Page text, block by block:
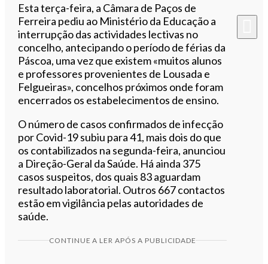
Esta terça-feira, a Câmara de Paços de
Ferreira pediu ao Ministério da Educação a
interrupção das actividades lectivas no
concelho, antecipando o período de férias da
Páscoa, uma vez que existem «muitos alunos
e professores provenientes de Lousada e
Felgueiras», concelhos próximos onde foram
encerrados os estabelecimentos de ensino.
O número de casos confirmados de infecção
por Covid-19 subiu para 41, mais dois do que
os contabilizados na segunda-feira, anunciou
a Direção-Geral da Saúde. Há ainda 375
casos suspeitos, dos quais 83 aguardam
resultado laboratorial. Outros 667 contactos
estão em vigilância pelas autoridades de
saúde.
CONTINUE A LER APÓS A PUBLICIDADE